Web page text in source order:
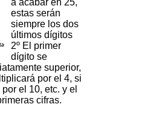
a acabar en 25,
estas serán
siempre los dos
últimos dígitos
2º El primer
dígito se
superior,
por el 4, si
el 10, etc. y el
cifras.